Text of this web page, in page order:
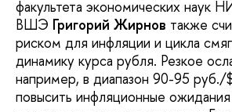
факультета экономических наук
ВШЭ Григорий Жирнов также
риском для инфляции и цикла
динамику курса рубля. Резкое
например, в диапазон 90-95
повысить инфляционные